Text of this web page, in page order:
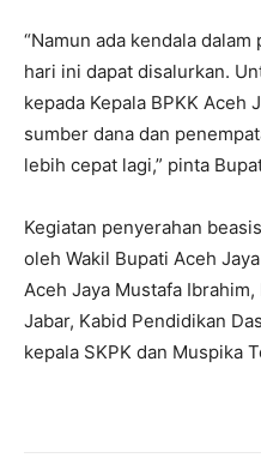
“Namun ada kendala
hari ini dapat disalurkan.
kepada Kepala BPKK Aceh
sumber dana dan
lebih cepat lagi,” pinta
Kegiatan penyerahan
oleh Wakil Bupati Aceh
Aceh Jaya Mustafa
Jabar, Kabid Pendidikan
kepala SKPK dan Muspika